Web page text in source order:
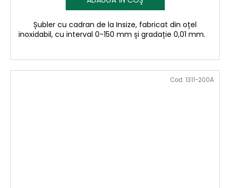
Șubler cu cadran de la Insize, fabricat din oțel
inoxidabil, cu interval 0-150 mm și gradație 0,01 mm.
Cod: 1311-200A